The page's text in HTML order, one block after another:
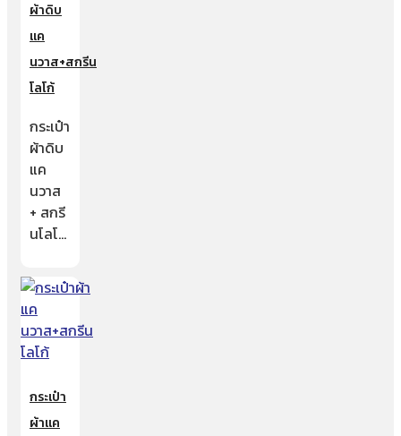
ผ้าดิบ
แค
นวาส+สกรีน
โลโก้
กระเป๋า
ผ้าดิบ
แค
นวาส
+ สกรี
นโลโ…
กระเป๋า
ผ้าแค